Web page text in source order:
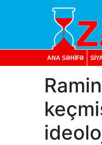
ANA SƏHİFƏ